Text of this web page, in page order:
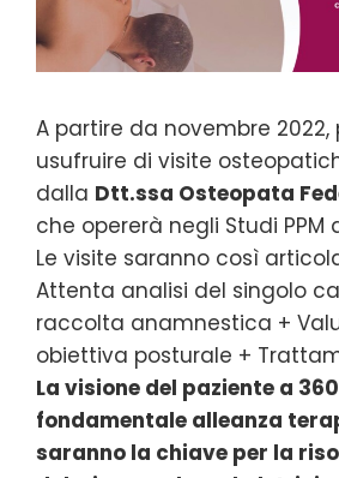
A partire da novembre 2022,
usufruire di visite
dalla Dtt.ssa Osteopata
che opererà negli Studi PPM
Le visite saranno così
Attenta analisi del singolo
raccolta anamnestica +
obiettiva posturale +
La visione del paziente a
fondamentale alleanza
saranno la chiave per la